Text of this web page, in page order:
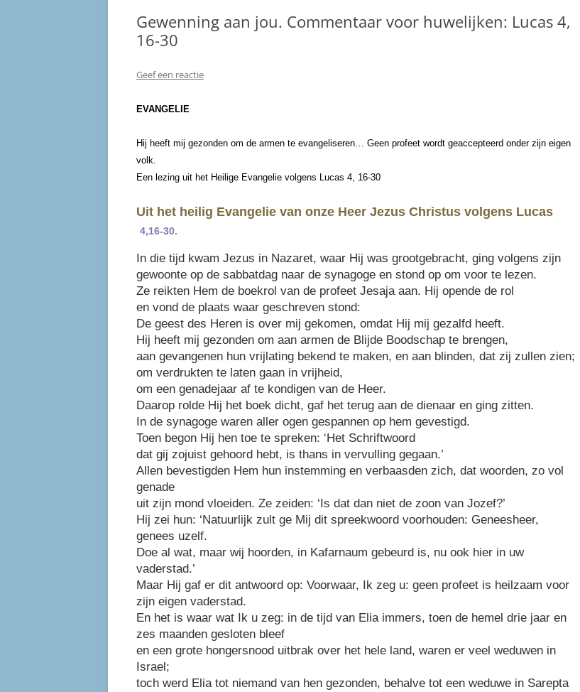
Gewenning aan jou. Commentaar voor huwelijken: Lucas 4,
16-30
Geef een reactie
EVANGELIE
Hij heeft mij gezonden om de armen te evangeliseren… Geen profeet wordt geaccepteerd onder zijn eigen
volk.
Een lezing uit het Heilige Evangelie volgens Lucas 4, 16-30
Uit het heilig Evangelie van onze Heer Jezus Christus volgens Lucas
4,16-30.
In die tijd kwam Jezus in Nazaret, waar Hij was grootge­bracht, ging volgens zijn
gewoonte op de sabbatdag naar de synagoge en stond op om voor te lezen.
Ze reikten Hem de boekrol van de profeet Jesaja aan. Hij opende de rol
en vond de plaats waar geschreven stond:
De geest des Heren is over mij gekomen, omdat Hij mij gezalfd heeft.
Hij heeft mij gezonden om aan armen de Blijde Boodschap te brengen,
aan gevangenen hun vrijlating bekend te maken, en aan blinden, dat zij zullen zien;
om verdrukten te laten gaan in vrijheid,
om een genade­jaar af te kondigen van de Heer.
Daarop rolde Hij het boek dicht, gaf het terug aan de dienaar en ging zitten.
In de synagoge waren aller ogen gespannen op hem gevestigd.
Toen begon Hij hen toe te spreken: ‘Het Schriftwoord
dat gij zojuist gehoord hebt, is thans in vervulling gegaan.’
Allen bevestigden Hem hun instemming en verbaasden zich, dat woorden, zo vol
genade
uit zijn mond vloeiden. Ze zeiden: ‘Is dat dan niet de zoon van Jozef?’
Hij zei hun: ‘Natuurlijk zult ge Mij dit spreekwoord voorhouden: Geneesheer,
genees uzelf.
Doe al wat, maar wij hoorden, in Kafarnaum gebeurd is, nu ook hier in uw
vaderstad.’
Maar Hij gaf er dit antwoord op: Voor­waar, Ik zeg u: geen profeet is heilzaam voor
zijn eigen vaderstad.
En het is waar wat Ik u zeg: in de tijd van Elia immers, toen de hemel drie jaar en
zes maanden gesloten bleef
en een grote hongersnood uitbrak over het hele land, waren er veel weduwen in
Israel;
toch werd Elia tot niemand van hen gezonden, behalve tot een weduwe in Sarepta